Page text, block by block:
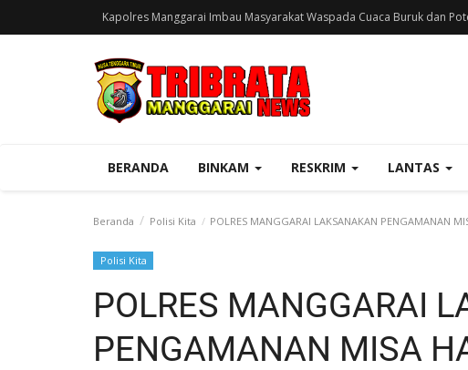
Kapolres Manggarai Imbau Masyarakat Waspada Cuaca Buruk dan
BERANDA BINKAM RESKRIM LANTAS
Beranda Polisi Kita POLRES MANGGARAI LAKSANAKAN PENGAMANAN
Polisi Kita
POLRES MANGGARAI
PENGAMANAN MISA